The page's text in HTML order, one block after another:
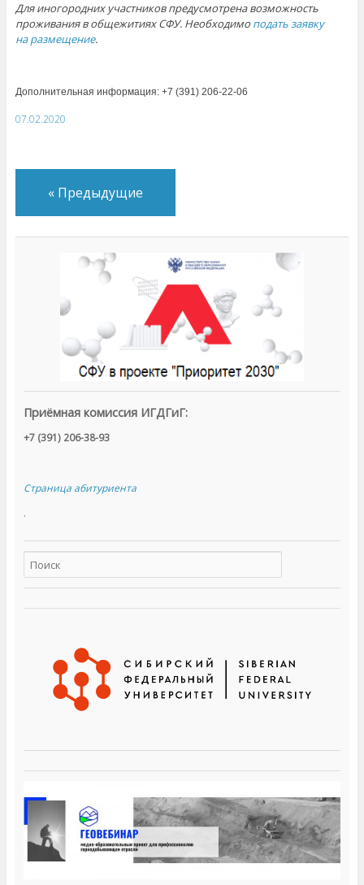
Для иногородних участников предусмотрена возможность
проживания в общежитиях СФУ. Необходимо подать заявку
на размещение.
Дополнительная информация: +7 (391) 206-22-06
07.02.2020
«Предыдущие
Приёмная комиссия ИГДГиГ:
+7 (391) 206-38-93
Страница абитуриента
.